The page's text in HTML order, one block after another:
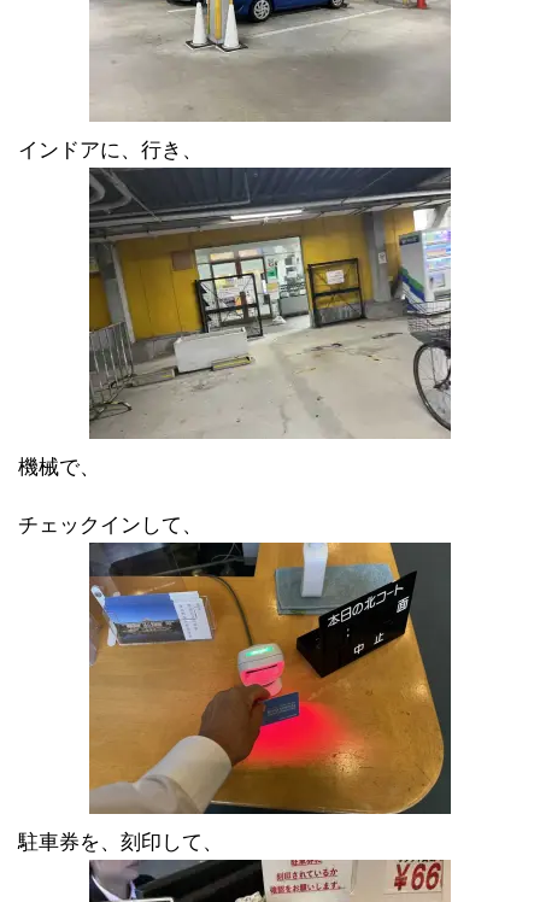
インドアに、行き、
機械で、
チェックインして、
駐車券を、刻印して、